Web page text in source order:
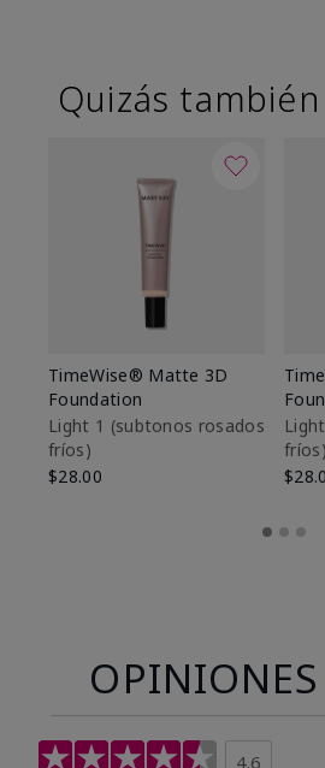
Quizás
TimeWise® Matte 3D
Foundation
Light 1​ (subtonos rosados
fríos)
$28.00
fríos)
OPINIONES
4.6